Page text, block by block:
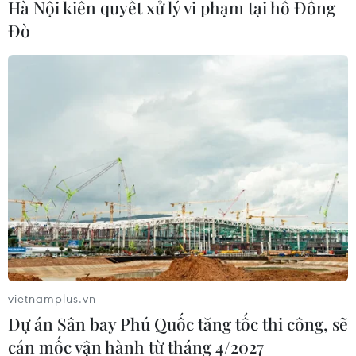
Tư lệnh Lục quân Thái Lan sẽ lãnh đạo
chính quyền quân sự
22/05/2014 13:18
Phó phát ngôn viên quân đội Thái Lan khẳng định Tư
lệnh Lục quân nước này Prayuth Chan-ocha sẽ lãnh đạo
chính quyền quân sự phụ trách điều hành quốc gia
Đông Nam Á này.
Hà Nội kiên quyết xử lý vi phạm tại hồ Đồng
Đò
vietnamplus.vn
Dự án Sân bay Phú Quốc tăng tốc thi công, sẽ
cán mốc vận hành từ tháng 4/2027